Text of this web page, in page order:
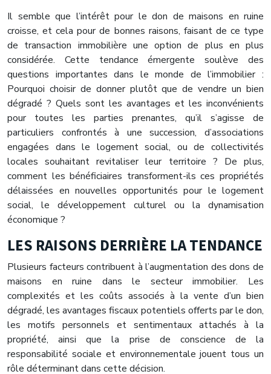
Il semble que l’intérêt pour le don de maisons en ruine
croisse, et cela pour de bonnes raisons, faisant de ce type
de transaction immobilière une option de plus en plus
considérée. Cette tendance émergente soulève des
questions importantes dans le monde de l’immobilier :
Pourquoi choisir de donner plutôt que de vendre un bien
dégradé ? Quels sont les avantages et les inconvénients
pour toutes les parties prenantes, qu’il s’agisse de
particuliers confrontés à une succession, d’associations
engagées dans le logement social, ou de collectivités
locales souhaitant revitaliser leur territoire ? De plus,
comment les bénéficiaires transforment-ils ces propriétés
délaissées en nouvelles opportunités pour le logement
social, le développement culturel ou la dynamisation
économique ?
LES RAISONS DERRIÈRE LA TENDANCE
Plusieurs facteurs contribuent à l’augmentation des dons de
maisons en ruine dans le secteur immobilier. Les
complexités et les coûts associés à la vente d’un bien
dégradé, les avantages fiscaux potentiels offerts par le don,
les motifs personnels et sentimentaux attachés à la
propriété, ainsi que la prise de conscience de la
responsabilité sociale et environnementale jouent tous un
rôle déterminant dans cette décision.